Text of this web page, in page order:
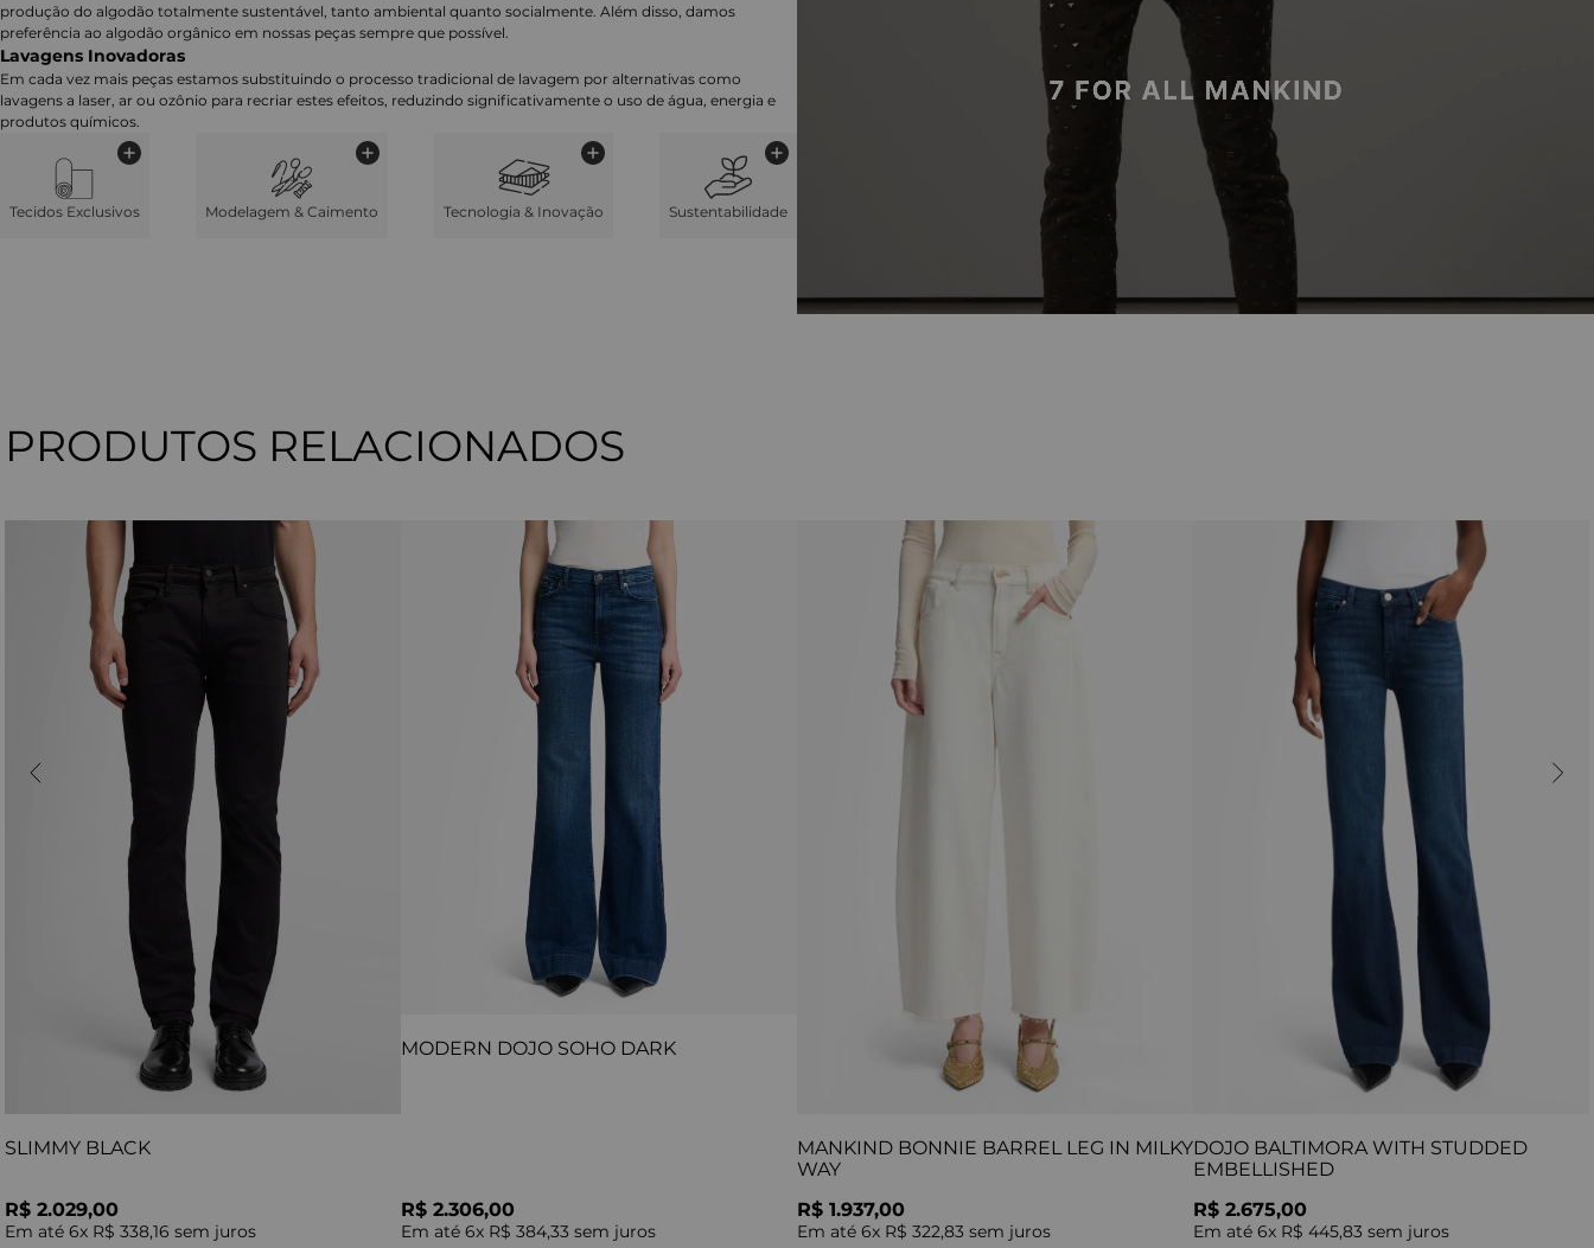
produção do algodão totalmente sustentável, tanto ambiental quanto socialmente. Além disso, damos
preferência ao algodão orgânico em nossas peças sempre que possível.
Lavagens Inovadoras
Em cada vez mais peças estamos substituindo o processo tradicional de lavagem por alternativas como
lavagens a laser, ar ou ozônio para recriar estes efeitos, reduzindo significativamente o uso de água, energia e
produtos químicos.
Tecidos Exclusivos Modelagem & Caimento Tecnologia & Inovação Sustentabilidade
PRODUTOS RELACIONADOS
SLIMMY BLACK
R$ 2.029,00
Em até 6x R$ 338,16 sem juros
MODERN DOJO SOHO DARK
R$ 2.306,00
Em até 6x R$ 384,33 sem juros
MANKIND BONNIE BARREL LEG IN MILKY
WAY
R$ 1.937,00
Em até 6x R$ 322,83 sem juros
DOJO BALTIMORA WITH STUDDED
EMBELLISHED
R$ 2.675,00
Em até 6x R$ 445,83 sem juros